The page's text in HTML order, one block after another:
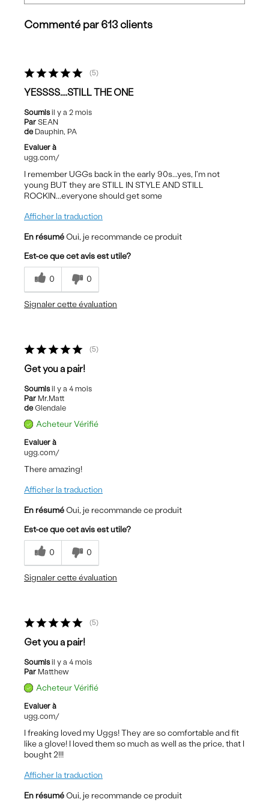
Commenté par 613 clients
5
YESSSS....STILL THE ONE
Soumisil y a 2 mois
Par SEAN
de Dauphin, PA
Evaluer à
ugg.com/
I remember UGGs back in the early 90s...yes, I'm not
young BUT they are STILL IN STYLE AND STILL
ROCKIN...everyone should get some
Afficher la traduction
En résumé Oui, je recommande ce produit
Est-ce que cet avis est utile?
0 0
Signaler cette évaluation
5
Get you a pair!
Soumisil y a 4 mois
Par Mr.Matt
de Glendale
Acheteur Vérifié
Evaluer à
ugg.com/
There amazing!
Afficher la traduction
En résumé Oui, je recommande ce produit
Est-ce que cet avis est utile?
0 0
Signaler cette évaluation
5
Get you a pair!
Soumisil y a 4 mois
Par Matthew
Acheteur Vérifié
Evaluer à
ugg.com/
I freaking loved my Uggs! They are so comfortable and fit
like a glove! I loved them so much as well as the price, that I
bought 2!!!
Afficher la traduction
En résumé Oui, je recommande ce produit